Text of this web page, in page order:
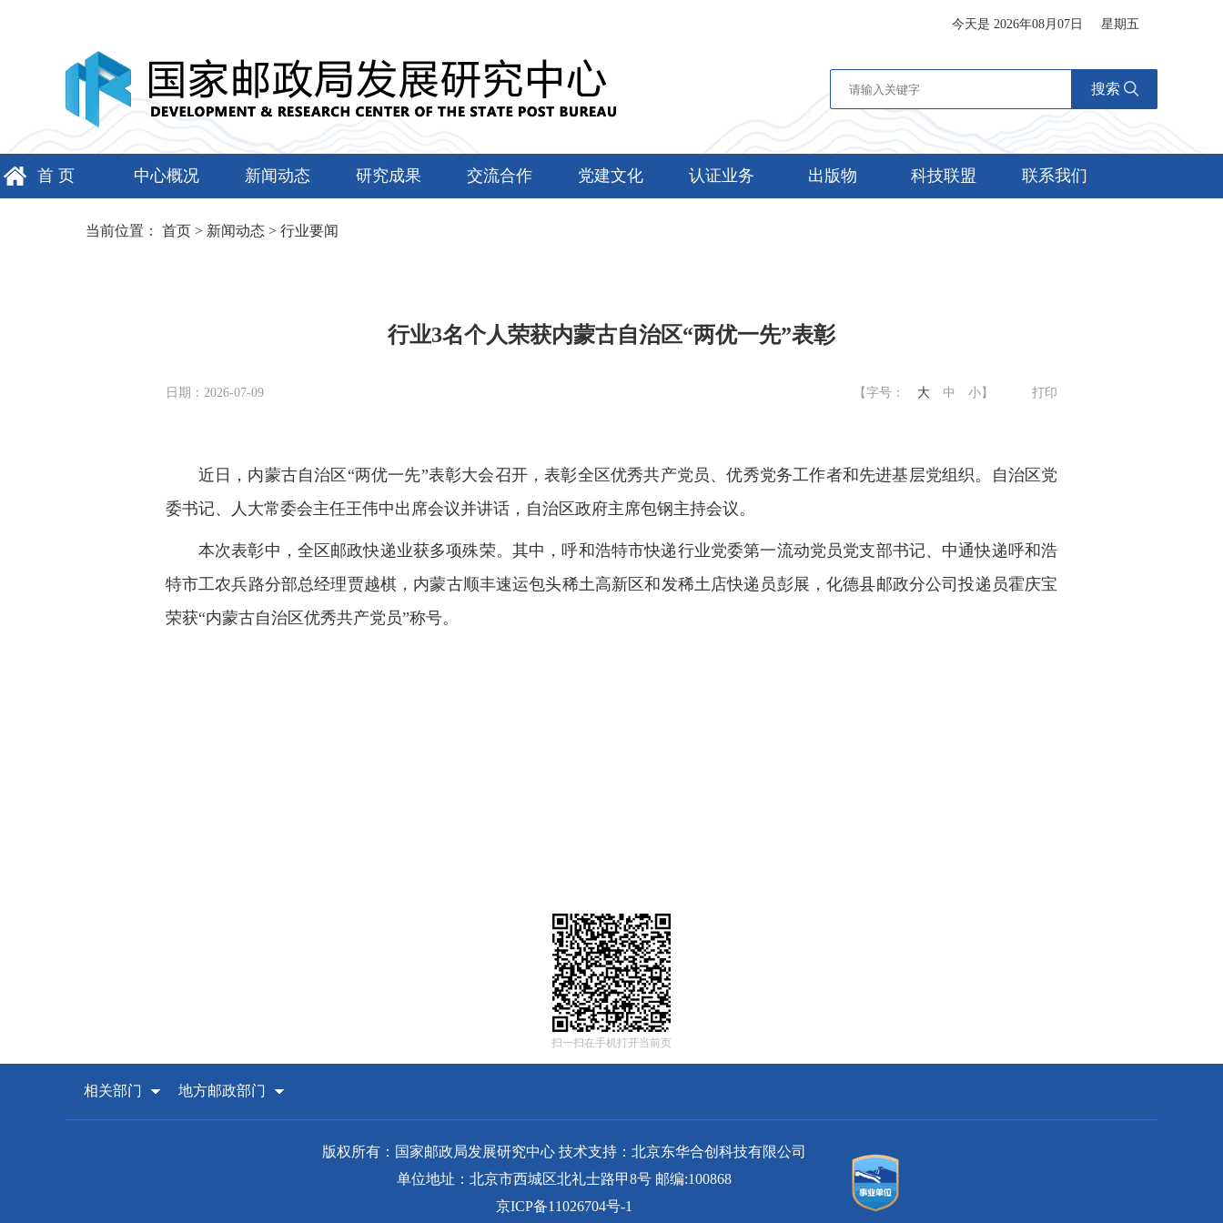
今天是 2026年08月07日 星期五
搜索
首 页 中心概况 新闻动态 研究成果 交流合作 党建文化 认证业务 出版物 科技联盟 联系我们
当前位置： 首页> 新闻动态> 行业要闻
行业3名个人荣获内蒙古自治区“两优一先”表彰
日期：2026-07-09 打印
【字号： 大 中 小 】
近日，内蒙古自治区“两优一先”表彰大会召开，表彰全区优秀共产党员、优秀党务工作者和先进基层党组织。自治区党
委书记、人大常委会主任王伟中出席会议并讲话，自治区政府主席包钢主持会议。
本次表彰中，全区邮政快递业获多项殊荣。其中，呼和浩特市快递行业党委第一流动党员党支部书记、中通快递呼和浩
特市工农兵路分部总经理贾越棋，内蒙古顺丰速运包头稀土高新区和发稀土店快递员彭展，化德县邮政分公司投递员霍庆宝
荣获“内蒙古自治区优秀共产党员”称号。
扫一扫在手机打开当前页
相关部门 地方邮政部门
版权所有：国家邮政局发展研究中心 技术支持：北京东华合创科技有限公司
单位地址：北京市西城区北礼士路甲8号 邮编:100868
京ICP备11026704号-1